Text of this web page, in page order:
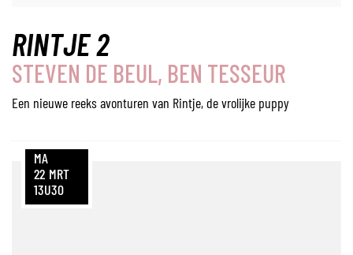
RINTJE 2
STEVEN DE BEUL, BEN TESSEUR
Een nieuwe reeks avonturen van Rintje, de vrolijke puppy
MA
22 MRT
13U30